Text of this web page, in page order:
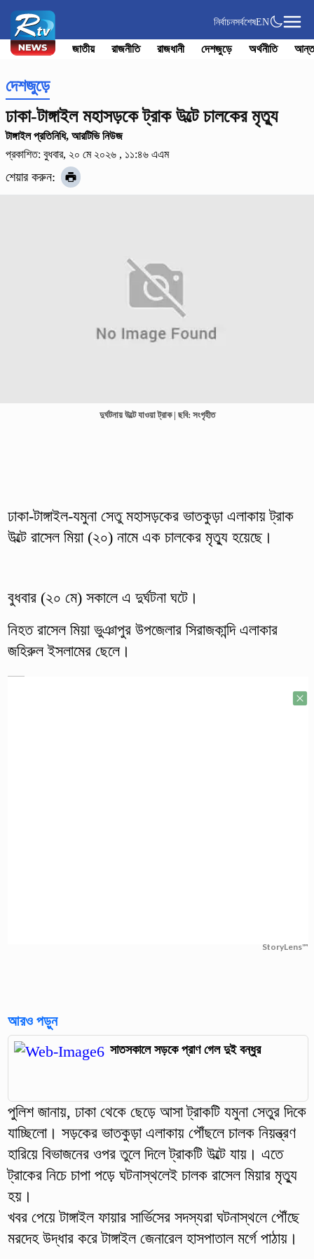
নির্বাচনসর্বশেষEN
জাতীয় রাজনীতি রাজধানী দেশজুড়ে অর্থনীতি
দেশজুড়ে
ঢাকা-টাঙ্গাইল মহাসড়কে ট্রাক উল্টে চালকের মৃত্যু
টাঙ্গাইল প্রতিনিধি, আরটিভি নিউজ
প্রকাশিত: বুধবার, ২০ মে ২০২৬ , ১১:৪৬ এএম
শেয়ার করুন:
দুর্ঘটনায় উল্টে যাওয়া ট্রাক | ছবি: সংগৃহীত
ঢাকা-টাঙ্গাইল-যমুনা সেতু মহাসড়কের ভাতকুড়া এলাকায় ট্রাক
উল্টে রাসেল মিয়া (২০) নামে এক চালকের মৃত্যু হয়েছে।
বুধবার (২০ মে) সকালে এ দুর্ঘটনা ঘটে।
নিহত রাসেল মিয়া ভুঞাপুর উপজেলার সিরাজকান্দি এলাকার
জহিরুল ইসলামের ছেলে।
StoryLens™
আরও পড়ুন
সাতসকালে সড়কে প্রাণ গেল দুই বন্ধুর
পুলিশ জানায়, ঢাকা থেকে ছেড়ে আসা ট্রাকটি যমুনা সেতুর দিকে
যাচ্ছিলো। সড়কের ভাতকুড়া এলাকায় পৌঁছলে চালক নিয়ন্ত্রণ
হারিয়ে বিভাজনের ওপর তুলে দিলে ট্রাকটি উল্টে যায়। এতে
ট্রাকের নিচে চাপা পড়ে ঘটনাস্থলেই চালক রাসেল মিয়ার মৃত্যু
হয়।
খবর পেয়ে টাঙ্গাইল ফায়ার সার্ভিসের সদস্যরা ঘটনাস্থলে পৌঁছে
মরদেহ উদ্ধার করে টাঙ্গাইল জেনারেল হাসপাতাল মর্গে পাঠায়।